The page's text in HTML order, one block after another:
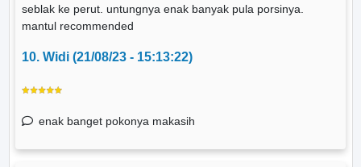
seblak ke perut. untungnya enak banyak pula porsinya.
mantul recommended
10. Widi (21/08/23 - 15:13:22)
enak banget pokonya makasih